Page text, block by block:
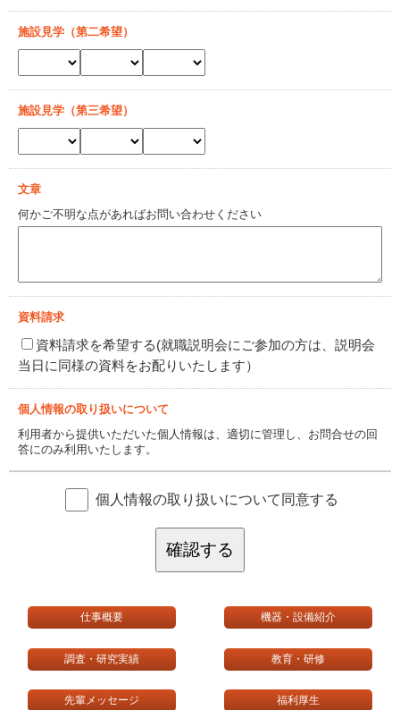
施設見学（第二希望）
施設見学（第三希望）
文章
何かご不明な点があればお問い合わせください
資料請求
資料請求を希望する(就職説明会にご参加の方は、説明会
当日に同様の資料をお配りいたします）
個人情報の取り扱いについて
利用者から提供いただいた個人情報は、適切に管理し、お問合せの回
答にのみ利用いたします。
個人情報の取り扱いについて同意する
確認する
仕事概要 機器・設備紹介
調査・研究実績 教育・研修
先輩メッセージ 福利厚生